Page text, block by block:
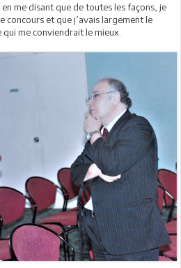
me disant que de toutes les façons, je
concours et que j’avais largement le
me conviendrait le mieux.